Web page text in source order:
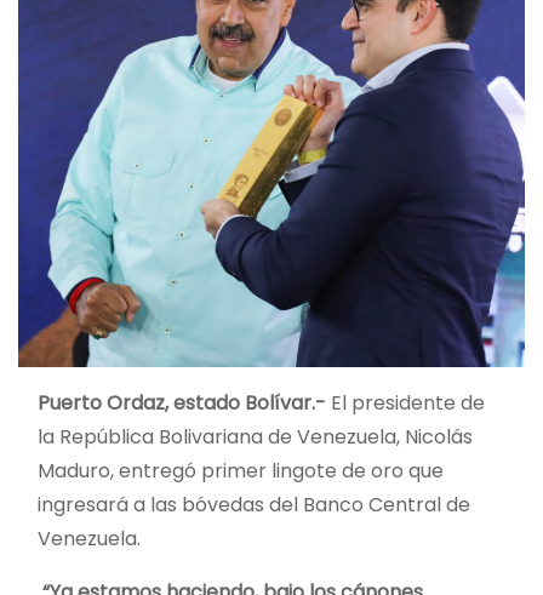
Puerto Ordaz, estado Bolívar.- El presidente de
la República Bolivariana de Venezuela, Nicolás
Maduro, entregó primer lingote de oro que
ingresará a las bóvedas del Banco Central de
Venezuela.